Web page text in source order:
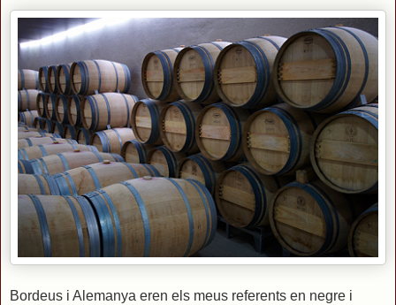
Bordeus i Alemanya eren els meus referents en negre i